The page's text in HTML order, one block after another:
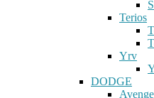
Terios
Yrv
DODGE